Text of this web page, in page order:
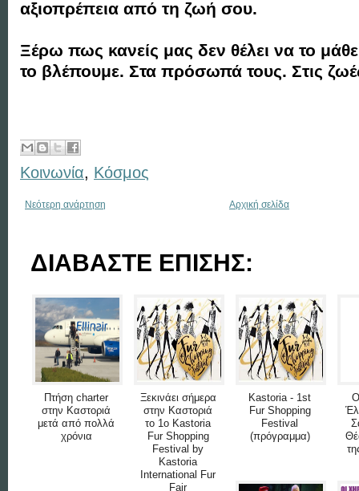
αξιοπρέπεια από τη ζωή σου.
Ξέρω πως κανείς μας δεν θέλει να το
το βλέπουμε. Στα πρόσωπά τους. Στις
Κοινωνία, Κόσμος
Νεότερη ανάρτηση Αρχική σελίδα
ΔΙΑΒΑΣΤΕ ΕΠΙΣΗΣ:
Πτήση charter
στην Καστοριά
μετά από πολλά
χρόνια
Ξεκινάει σήμερα
στην Καστοριά
το 1ο Kastoria
Fur Shopping
Festival by
Kastoria
International Fur
Fair
Kastoria - 1st
Fur Shopping
Festival
(πρόγραμμα)